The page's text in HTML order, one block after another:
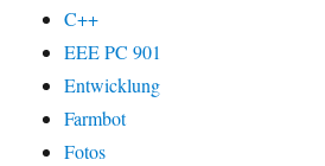
C++
EEE PC 901
Entwicklung
Farmbot
Fotos